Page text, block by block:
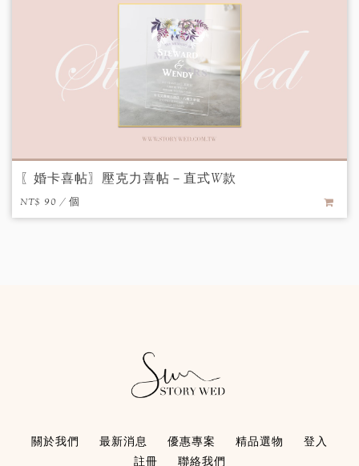
〖婚卡喜帖〗壓克力喜帖－直式W款
NT$ 90 / 個
關於我們 最新消息 優惠專案 精品選物
登入
註冊
聯絡我們